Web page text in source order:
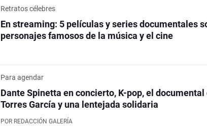
Retratos célebres
En streaming: 5 películas y series documentales
personajes famosos de la música y el cine
Para agendar
Dante Spinetta en concierto, K-pop, el
Torres García y una lentejada solidaria
POR REDACCIÓN GALERÍA